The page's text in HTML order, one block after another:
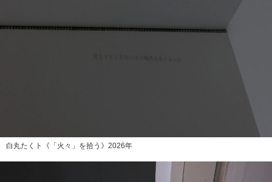
白丸たくト《「火々」を拾う》2026年